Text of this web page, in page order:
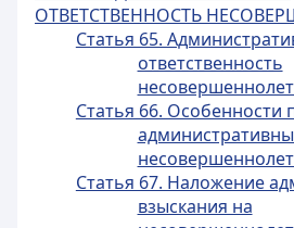
ОТВЕТСТВЕННОСТЬ
Статья 65.
ответственность
Статья 66. Особенности
Статья 67. Наложение
взыскания на